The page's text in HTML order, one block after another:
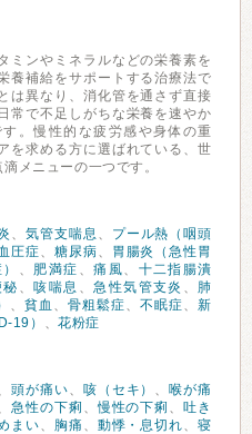
ミンやミネラルなどの栄養素を
養補給をサポートする治療法で
は異なり、消化管を通さず直接
常で不足しがちな栄養を速やか
。慢性的な疲労感や身体の重
を求める方に選ばれている、世
メニューの一つです。
、 気管支喘息 、
プール熱（咽頭
圧症、 糖尿病、
胃腸炎（急性胃
、 肥満症 、痛風、 十二指腸潰
秘 、咳喘息 、急性気管支炎 、 肺
、貧血 、骨粗鬆症、不眠症、新
19） 、花粉症
頭が痛い、 咳（セキ） 、喉が痛
急性の下痢 、慢性の下痢 、吐き
まい、 胸痛 、 動悸・息切れ、寝